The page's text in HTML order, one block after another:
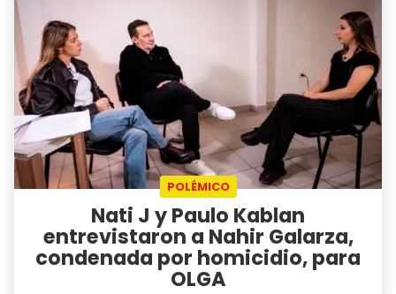
POLÉMICO
Nati J y Paulo Kablan
entrevistaron a Nahir Galarza,
condenada por homicidio, para
OLGA